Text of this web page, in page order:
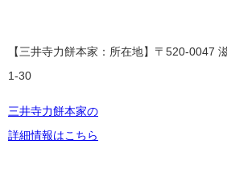
【三井寺力餅本家：所在地】〒520-0047
1-30
三井寺力餅本家の
詳細情報はこちら